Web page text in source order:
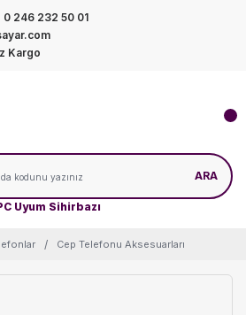
0 246 232 50 01
Kargo
Uyum Sihirbazı
ARA
Cep Telefonu Aksesuarları